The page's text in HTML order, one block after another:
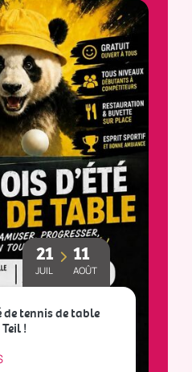
21
JUIL
11
AOÛT
de tennis de table
!